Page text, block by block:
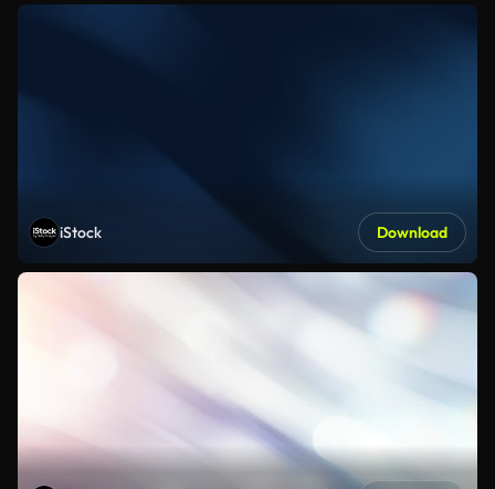
iStock Download